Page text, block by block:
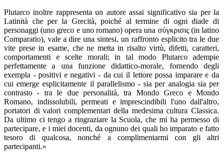
Plutarco inoltre rappresenta un autore assai significativo sia per la
Latinità che per la Grecità, poiché al termine di ogni diade di
personaggi (uno greco e uno romano) opera una σύγκρισις (in latino
Comparatio), vale a dire una sintesi, un raffronto esplicito tra le due
vite prese in esame, che ne metta in risalto virtù, difetti, caratteri,
comportamenti e scelte morali; in tal modo Plutarco adempie
perfettamente a una funzione didattico-morale, fornendo degli
exempla - positivi e negativi - da cui il lettore possa imparare e da
cui emerge esplicitamente il parallelismo - sia per analogia sia per
contrasto - tra le due personalità, tra Mondo Greco e Mondo
Romano, indissolubili, permeati e imprescindibili l'uno dall'altro,
portatori di valori complementari della medesima cultura Classica.
Da ultimo ci tengo a ringraziare la Scuola, che mi ha permesso di
partecipare, e i miei docenti, da ognuno dei quali ho imparato e fatto
tesoro di qualcosa, nonché a complimentarmi con gli altri
partecipanti.»